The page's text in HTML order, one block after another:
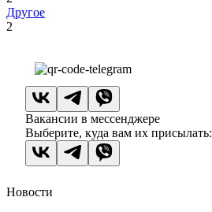
Другое
2
Вакансии в мессенджере
Выберите, куда вам их присылать:
Новости